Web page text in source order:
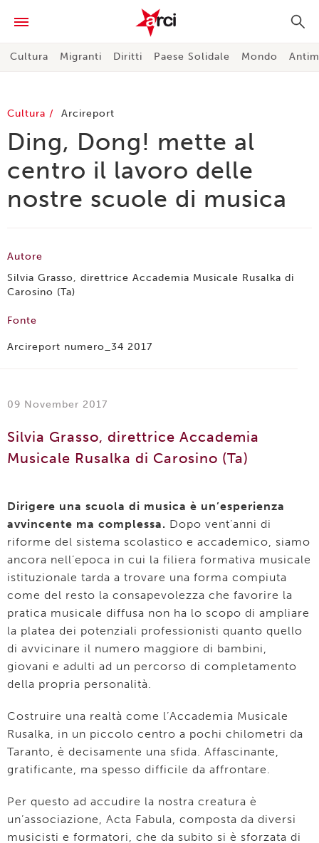
Cultura Migranti Diritti Paese Solidale Mondo
Cultura Arcireport
Ding, Dong! mette al
centro il lavoro delle
nostre scuole di musica
Autore
Silvia Grasso, direttrice Accademia Musicale Rusalka di
Carosino (Ta)
Fonte
Arcireport numero_34 2017
09 November 2017
Silvia Grasso, direttrice Accademia
Musicale Rusalka di Carosino (Ta)
Dirigere una scuola di musica è un’esperienza
avvincente ma complessa. Dopo vent’anni di
riforme del sistema scolastico e accademico, siamo
ancora nell’epoca in cui la filiera formativa musicale
istituzionale tarda a trovare una forma compiuta
come del resto la consapevolezza che favorire la
pratica musicale diffusa non ha lo scopo di ampliare
la platea dei potenziali professionisti quanto quello
di avvicinare il numero maggiore di bambini,
giovani e adulti ad un percorso di completamento
della propria personalità.
Costruire una realtà come l’Accademia Musicale
Rusalka, in un piccolo centro a pochi chilometri da
Taranto, è decisamente una sfida. Affascinante,
gratificante, ma spesso difficile da affrontare.
Per questo ad accudire la nostra creatura è
un’associazione, Acta Fabula, composta da diversi
musicisti e formatori, che da subito si è sforzata di